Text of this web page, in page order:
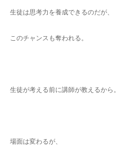
生徒は思考力を養成できるのだが、
このチャンスも奪われる。
生徒が考える前に講師が教えるから。
場面は変わるが、